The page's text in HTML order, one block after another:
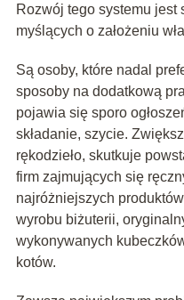
Rozwój tego systemu jest
myślących o założeniu
Są osoby, które nadal
sposoby na dodatkową
pojawia się sporo
składanie, szycie.
rękodzieło, skutkuje
firm zajmujących się
najróżniejszych
wyrobu biżuterii,
wykonywanych
kotów.